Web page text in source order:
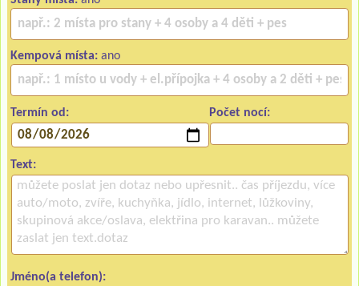
Kempová místa: ano
Termín od: Počet nocí:
Text:
Jméno(a telefon):